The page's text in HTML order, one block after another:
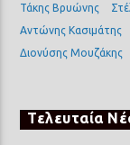
Τάκης Βρυώνης
Αντώνης Κασιμάτης
Διονύσης Μουζάκης
Τελευταία